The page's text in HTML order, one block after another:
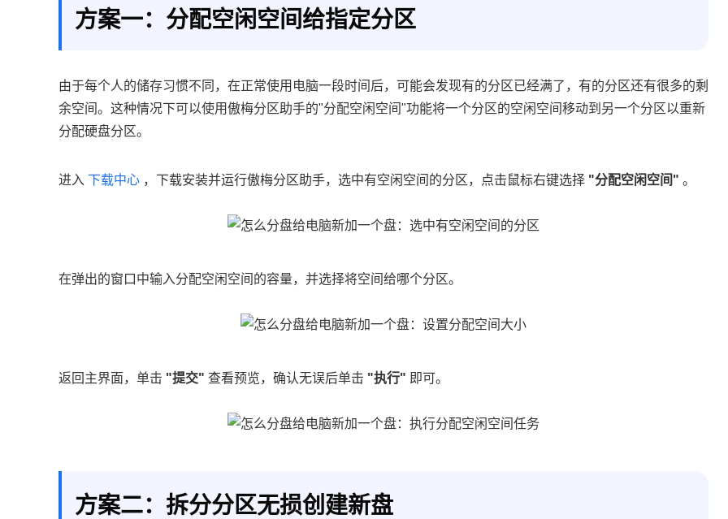
方案一：分配空闲空间给指定分区
由于每个人的储存习惯不同，在正常使用电脑一段时间后，可能会发现有的分区已经满了，有的分区还有很多的剩
余空间。这种情况下可以使用傲梅分区助手的"分配空闲空间"功能将一个分区的空闲空间移动到另一个分区以重新
分配硬盘分区。
进入 下载中心 ，下载安装并运行傲梅分区助手，选中有空闲空间的分区，点击鼠标右键选择 "分配空闲空间" 。
在弹出的窗口中输入分配空闲空间的容量，并选择将空间给哪个分区。
返回主界面，单击 "提交" 查看预览，确认无误后单击 "执行" 即可。
方案二：拆分分区无损创建新盘